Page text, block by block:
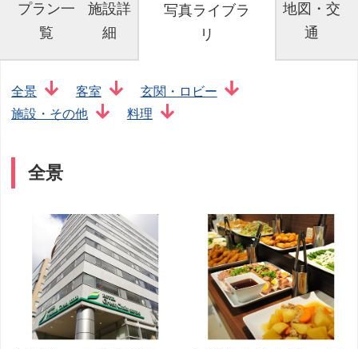
プラン一
覧
施設詳
細
写真ライブラ
リ
地図・交
通
全景 客室
玄関・ロビー
施設・その他
料理
全景